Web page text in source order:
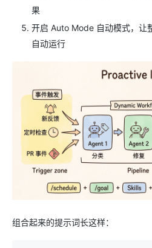
果
开启 Auto Mode 自动模式，让
自动运行
组合起来的提示词长这样：